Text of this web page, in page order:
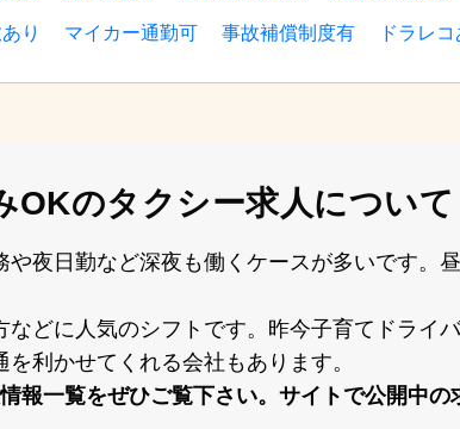
り マイカー通勤可 事故補償制度有 ドラレコ
OKのタクシー求人について
や夜⽇勤など深夜も働くケースが多いです。
どに⼈気のシフトです。昨今⼦育てドライ
利かせてくれる会社もあります。
報⼀覧をぜひご覧下さい。サイトで公開中